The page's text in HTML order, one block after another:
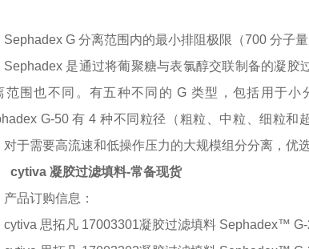
Sephadex G 分离范围内的最小排阻极限（700 分子量
Sephadex 是通过将葡聚糖与表氯醇交联制备的凝
范围也不同。有五种不同的 G 类型，包括用于小
G-50 有 4 种不同粒径（粗粒、中粒、细粒
对于需要高流速和低操作压力的大规模组分分离，优
cytiva 凝胶过滤填料-常备现货
产品订购信息：
cytiva 思拓凡 17003301凝胶过滤填料 Sephadex™ G-